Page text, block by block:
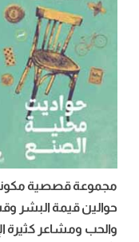
حوالين قيمة البشر
والحب ومشاعر كثيرة